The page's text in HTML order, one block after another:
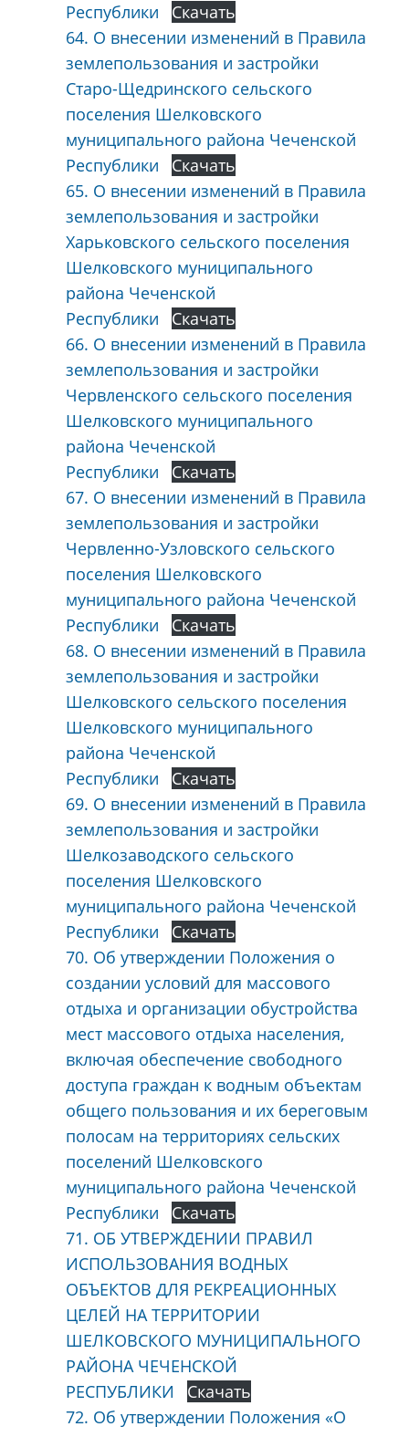
Республики
Скачать
64. О внесении изменений в Правила
землепользования и застройки
Старо-Щедринского сельского
поселения Шелковского
муниципального района Чеченской
Республики
Скачать
65. О внесении изменений в Правила
землепользования и застройки
Харьковского сельского поселения
Шелковского муниципального
района Чеченской
Республики
Скачать
66. О внесении изменений в Правила
землепользования и застройки
Червленского сельского поселения
Шелковского муниципального
района Чеченской
Республики
Скачать
67. О внесении изменений в Правила
землепользования и застройки
Червленно-Узловского сельского
поселения Шелковского
муниципального района Чеченской
Республики
Скачать
68. О внесении изменений в Правила
землепользования и застройки
Шелковского сельского поселения
Шелковского муниципального
района Чеченской
Республики
Скачать
69. О внесении изменений в Правила
землепользования и застройки
Шелкозаводского сельского
поселения Шелковского
муниципального района Чеченской
Республики
Скачать
70. Об утверждении Положения о
создании условий для массового
отдыха и организации обустройства
мест массового отдыха населения,
включая обеспечение свободного
доступа граждан к водным объектам
общего пользования и их береговым
полосам на территориях сельских
поселений Шелковского
муниципального района Чеченской
Республики
Скачать
71. ОБ УТВЕРЖДЕНИИ ПРАВИЛ
ИСПОЛЬЗОВАНИЯ ВОДНЫХ
ОБЪЕКТОВ ДЛЯ РЕКРЕАЦИОННЫХ
ЦЕЛЕЙ НА ТЕРРИТОРИИ
ШЕЛКОВСКОГО МУНИЦИПАЛЬНОГО
РАЙОНА ЧЕЧЕНСКОЙ
РЕСПУБЛИКИ
Скачать
72. Об утверждении Положения «О